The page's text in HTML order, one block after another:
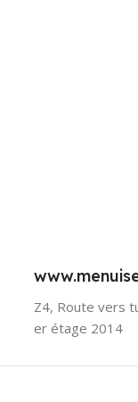
Z4, Route vers
er étage 2014